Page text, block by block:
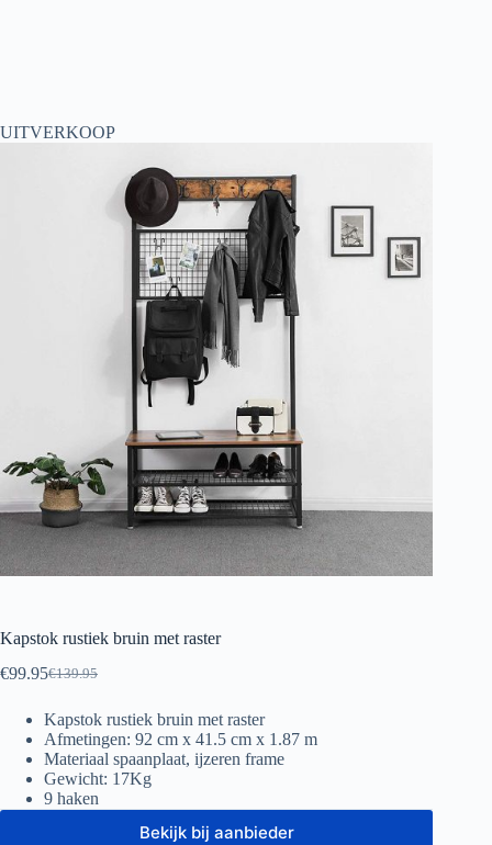
UITVERKOOP
Kapstok rustiek bruin met raster
€139.95
Oorspronkelijke
was:
€139.95.
€99.95Huidige
is:
€99.95.
Kapstok rustiek bruin met raster
Afmetingen: 92 cm x 41.5 cm x 1.87 m
Materiaal spaanplaat, ijzeren frame
Gewicht: 17Kg
9 haken
Bekijk bij aanbieder